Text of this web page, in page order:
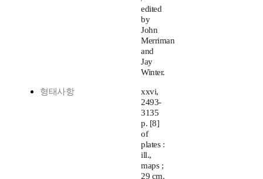
edited
by
John
Merriman
and
Jay
Winter.
형태사항
xxvi,
2493-
3135
p. [8]
of
plates :
ill.,
maps ;
29 cm.